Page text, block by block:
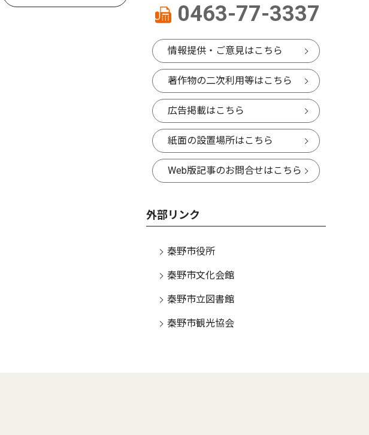
0463-77-3337
情報提供・ご意見はこちら
著作物の二次利用等はこちら
広告掲載はこちら
紙面の設置場所はこちら
Web版記事のお問合せはこちら
外部リンク
秦野市役所
秦野市文化会館
秦野市立図書館
秦野市観光協会